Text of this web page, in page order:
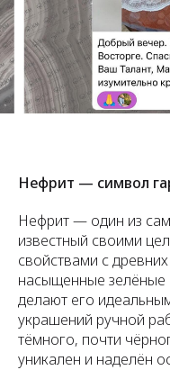
Нефрит — символ
Нефрит — один из
известный своими
свойствами с
насыщенные зелёные
делают его
украшений ручной
тёмного, почти
уникален и наделён